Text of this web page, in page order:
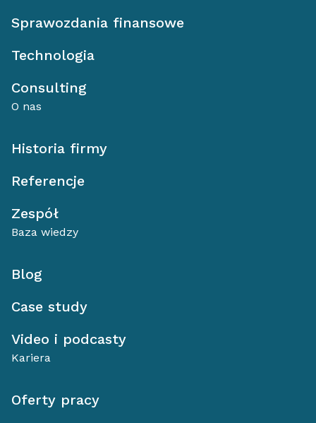
Sprawozdania finansowe
Technologia
Consulting
O nas
Historia firmy
Referencje
Zespół
Baza wiedzy
Blog
Case study
Video i podcasty
Kariera
Oferty pracy